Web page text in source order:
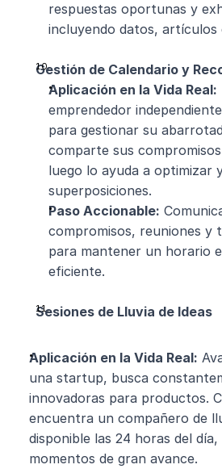
respuestas oportunas y
incluyendo datos, artículos
Gestión de Calendario y
Aplicación en la Vida Real:
emprendedor
para gestionar su
comparte sus
luego lo ayuda a optimizar
superposiciones.
Paso Accionable:
compromisos, reuniones y
para mantener un horario
eficiente.
Sesiones de Lluvia de Ideas
Aplicación en la Vida Real:
una startup, busca
innovadoras para productos.
encuentra un compañero de
disponible las 24 horas del
momentos de gran avance.